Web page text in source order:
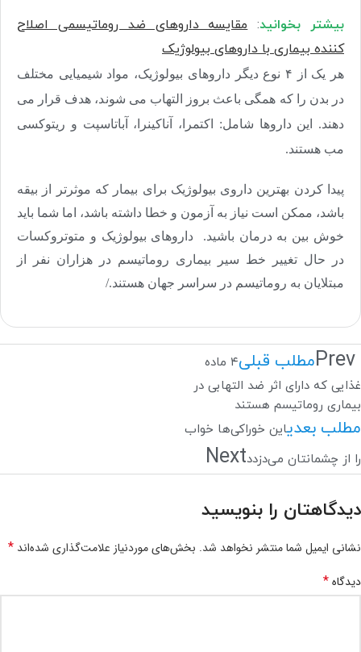
بیشتر بخوانید: مقایسه داروهای ضد روماتیسمی اصلاح
کننده بیماری با داروهای بیولوژیک
هر یک از ۴ نوع دیگر داروهای بیولوژیک، مواد شیمیایی مختلف
در بدن را که همگی باعث بروز التهاب می شوند، هدف قرار می
دهند. این داروها شامل: اکتمرا، آناکینرا، آباتاسپت و ریتوکسی
مب هستند.
پیدا کردن بهترین داروی بیولوژیک برای بیمار که موثرتر از بیقه
باشد، ممکن است نیاز به آزمون و خطا داشته باشد، اما شما باید
خوش بین به درمان باشید. داروهای بیولوژیک و متوتروکسات
در حال تغییر خط سیر بیماری روماتیسم در هزاران نفر از
مبتلایان به روماتیسم در سراسر جهان هستند./
Prevمطلب قبلی
۴ ماده
غذایی که دارای اثر ضد التهابی در
بیماری روماتیسم هستند
مطلب بعدیاین خوراکی‌ها خواب
را از چشمانتان می‌دزددNext
دیدگاهتان را بنویسید
نشانی ایمیل شما منتشر نخواهد شد. بخش‌های موردنیاز علامت‌گذاری شده‌اند *
دیدگاه*